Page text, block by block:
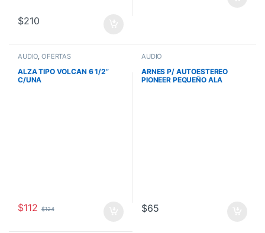
$210
AUDIO,OFERTAS
ALZA TIPO VOLCAN 6 1/2”
C/UNA
$112 $124
AUDIO
ARNES P/ AUTOESTEREO
PIONEER PEQUEÑO ALA
$65